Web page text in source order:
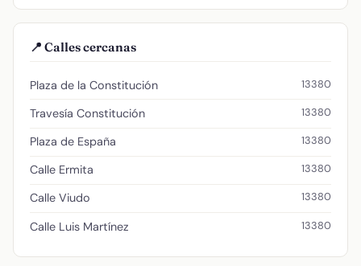
📍 Calles cercanas
Plaza de la Constitución 13380
Travesía Constitución 13380
Plaza de España 13380
Calle Ermita 13380
Calle Viudo 13380
Calle Luis Martínez 13380